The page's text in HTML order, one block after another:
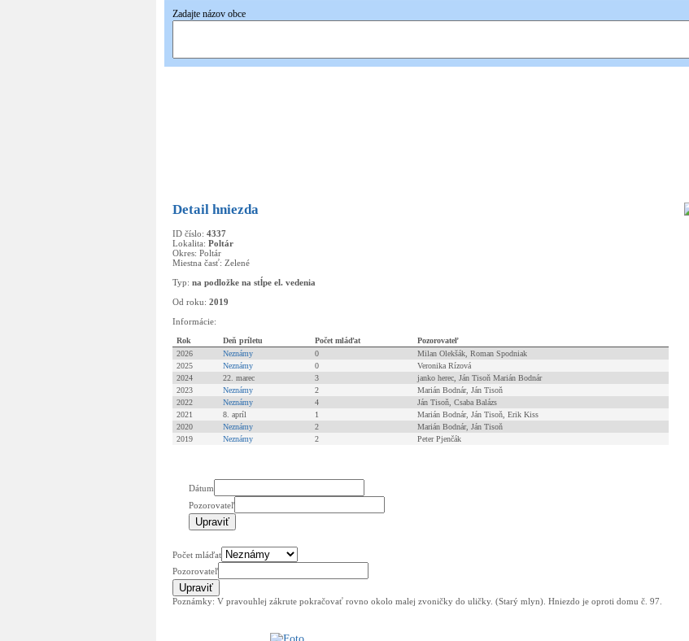
Zadajte názov obce
Detail hniezda
ID číslo: 4337
Lokalita: Poltár
Okres: Poltár
Miestna časť: Zelené
Typ: na podložke na stĺpe el. vedenia
Od roku: 2019
Informácie:
Rok Deň príletu Počet mláďat
Pozorovateľ
2026
Neznámy 0
Milan Olekšák, Roman Spodniak
2025
Neznámy 0
Veronika Rízová
2024
22. marec 3
janko herec, Ján Tisoň Marián Bodnár
2023
Neznámy 2
Marián Bodnár, Ján Tisoň
2022
Neznámy 4
Ján Tisoň, Csaba Balázs
2021
8. apríl 1
Marián Bodnár, Ján Tisoň, Erik Kiss
2020
Neznámy 2
Marián Bodnár, Ján Tisoň
2019
Neznámy 2 Peter Pjenčák
Dátum
Pozorovateľ
Počet mláďat
Pozorovateľ
Poznámky: V pravouhlej zákrute pokračovať rovno okolo malej zvoničky do uličky. (Starý mlyn). Hniezdo je oproti domu č. 97.